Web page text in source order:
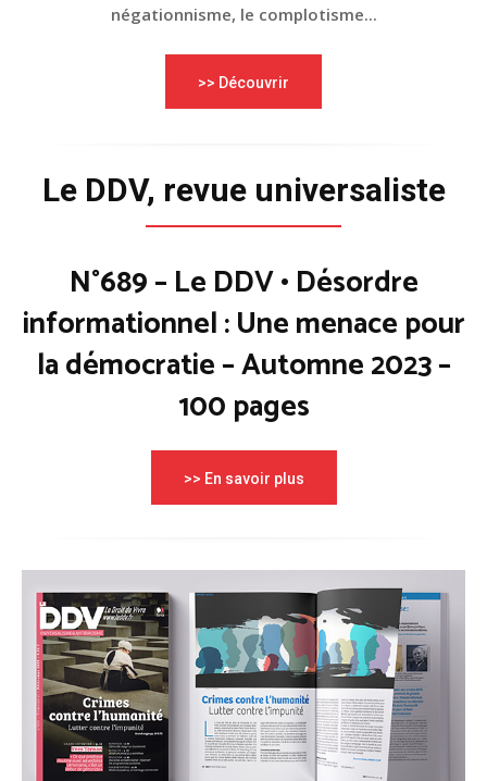
négationnisme, le complotisme...
>> Découvrir
Le DDV, revue universaliste
N°689 – Le DDV • Désordre
informationnel : Une menace pour
la démocratie – Automne 2023 –
100 pages
>> En savoir plus